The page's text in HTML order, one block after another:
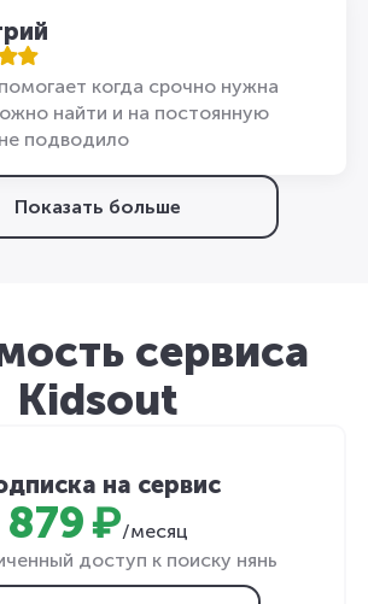
когда срочно нужна
найти и на постоянную
подводило
Показать больше
сервиса
Kidsout
на сервис
879 ₽/месяц
доступ к поиску нянь